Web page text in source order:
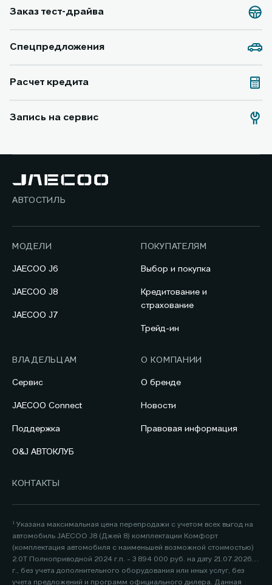
Заказ тест-драйва
Спецпредложения
Расчет кредита
Запись на сервис
АВТОСТИЛЬ
МОДЕЛИ
JAECOO J6
JAECOO J8
JAECOO J7
ПОКУПАТЕЛЯМ
Выбор и покупка
Кредитование и
страхование
Трейд-ин
ВЛАДЕЛЬЦАМ
Сервис
JAECOO Connect
Поддержка
O&J АВТОКЛУБ
О КОМПАНИИ
О бренде
Новости
Правовая информация
КОНТАКТЫ
¹ Указана максимальная цена перепродажи с учетом всех выгод на
автомобиль JAECOO J8 (Джей 8) комплектации Комфорт
(комплектация автомобиля с наименьшей возможной стоимостью)
2.0Т Полноприводной 2024 г.п. - 3 894 000 руб. на дату 21.07.2026
г., без учета дополнительного оборудования или иных услуг, без
учета предложений и программ официального дилера. Данная